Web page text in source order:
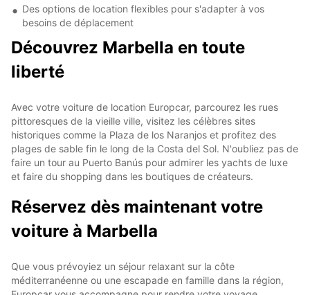
Des options de location flexibles pour s'adapter à vos
besoins de déplacement
Découvrez Marbella en toute
liberté
Avec votre voiture de location Europcar, parcourez les rues
pittoresques de la vieille ville, visitez les célèbres sites
historiques comme la Plaza de los Naranjos et profitez des
plages de sable fin le long de la Costa del Sol. N'oubliez pas de
faire un tour au Puerto Banús pour admirer les yachts de luxe
et faire du shopping dans les boutiques de créateurs.
Réservez dès maintenant votre
voiture à Marbella
Que vous prévoyiez un séjour relaxant sur la côte
méditerranéenne ou une escapade en famille dans la région,